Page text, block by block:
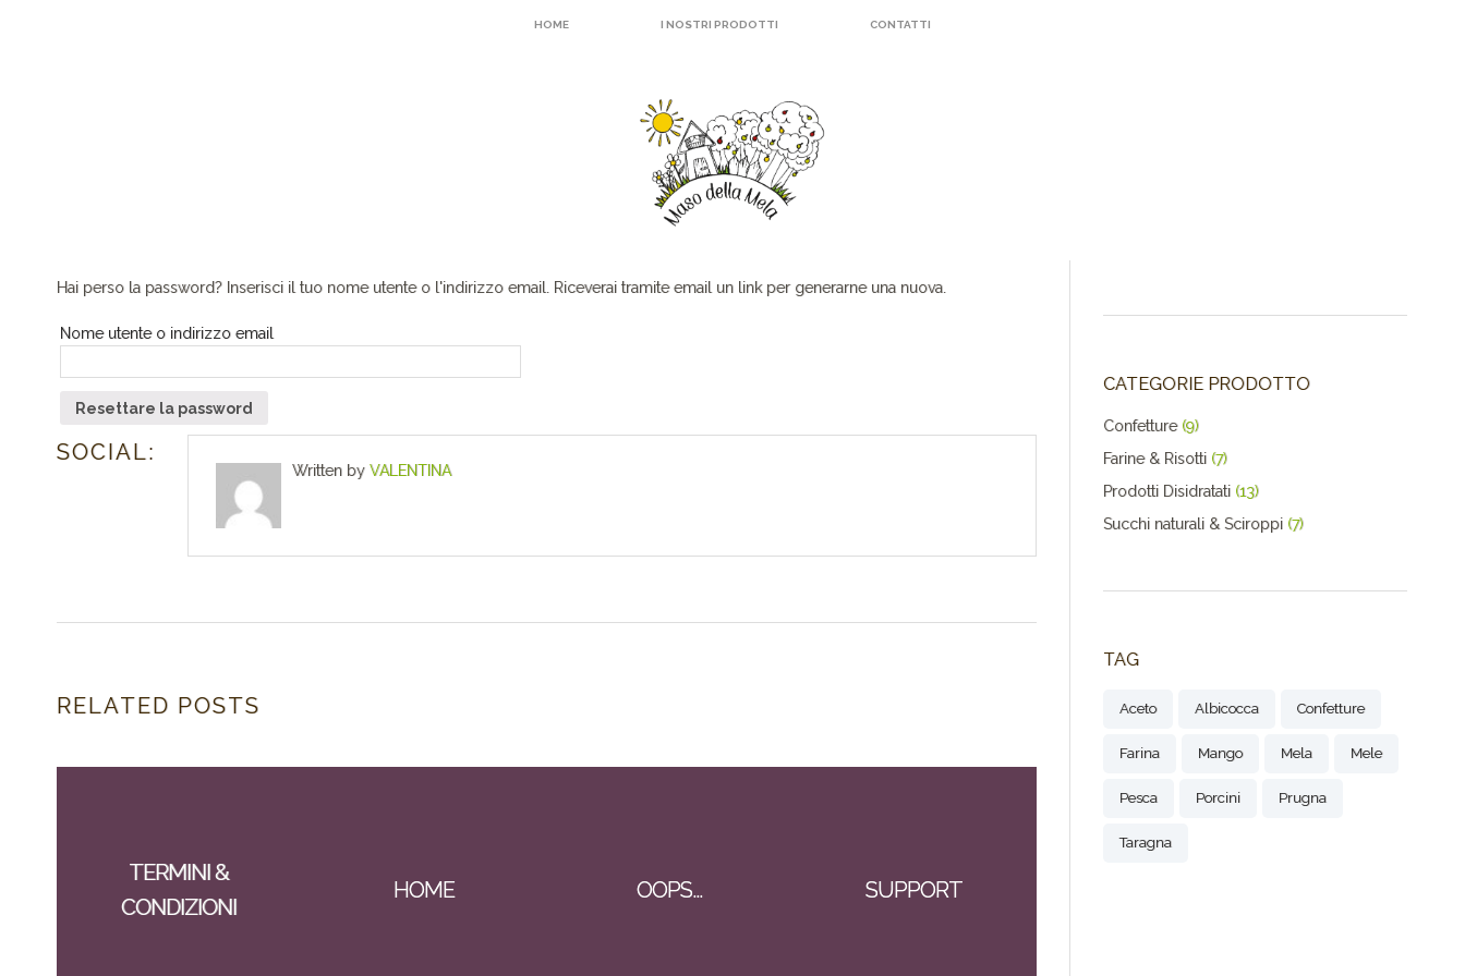
HOME I NOSTRI PRODOTTI CONTATTI
Hai perso la password? Inserisci il tuo nome utente o l'indirizzo email. Riceverai tramite email un link per generarne una nuova.
Nome utente o indirizzo email
Resettare la password
SOCIAL:
Written by VALENTINA
RELATED POSTS
TERMINI &
CONDIZIONI
HOME OOPS… SUPPORT
CATEGORIE PRODOTTO
Confetture (9)
Farine & Risotti (7)
Prodotti Disidratati (13)
Succhi naturali & Sciroppi (7)
TAG
Aceto Albicocca Confetture
Farina Mango Mela Mele
Pesca Porcini Prugna
Taragna